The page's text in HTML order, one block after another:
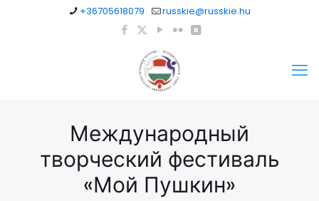
+36705618079 russkie@russkie.hu
Международный
творческий фестиваль
«Мой Пушкин»